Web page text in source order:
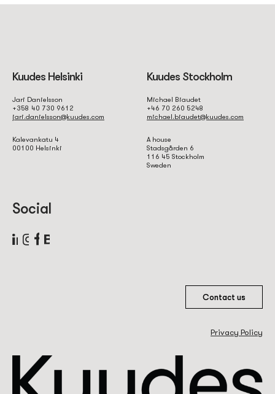
Kuudes Helsinki
Jari Danielsson
+358 40 730 9612
jari.danielsson@kuudes.com
Kalevankatu 4
00100 Helsinki
Kuudes Stockholm
Michael Biaudet
+46 70 260 5248
michael.biaudet@kuudes.com
A house
Stadsgården 6
116 45 Stockholm
Sweden
Social
Contact us
Privacy Policy